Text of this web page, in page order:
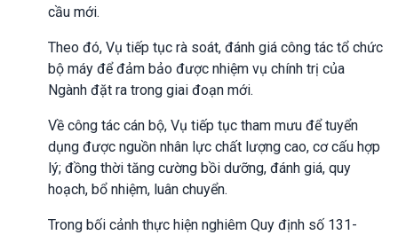
cầu mới.
Theo đó, Vụ tiếp tục rà soát, đánh giá công tác tổ chức
bộ máy để đảm bảo được nhiệm vụ chính trị của
Ngành đặt ra trong giai đoạn mới.
Về công tác cán bộ, Vụ tiếp tục tham mưu để tuyển
dụng được nguồn nhân lực chất lượng cao, cơ cấu hợp
lý; đồng thời tăng cường bồi dưỡng, đánh giá, quy
hoạch, bổ nhiệm, luân chuyển.
Trong bối cảnh thực hiện nghiêm Quy định số 131-